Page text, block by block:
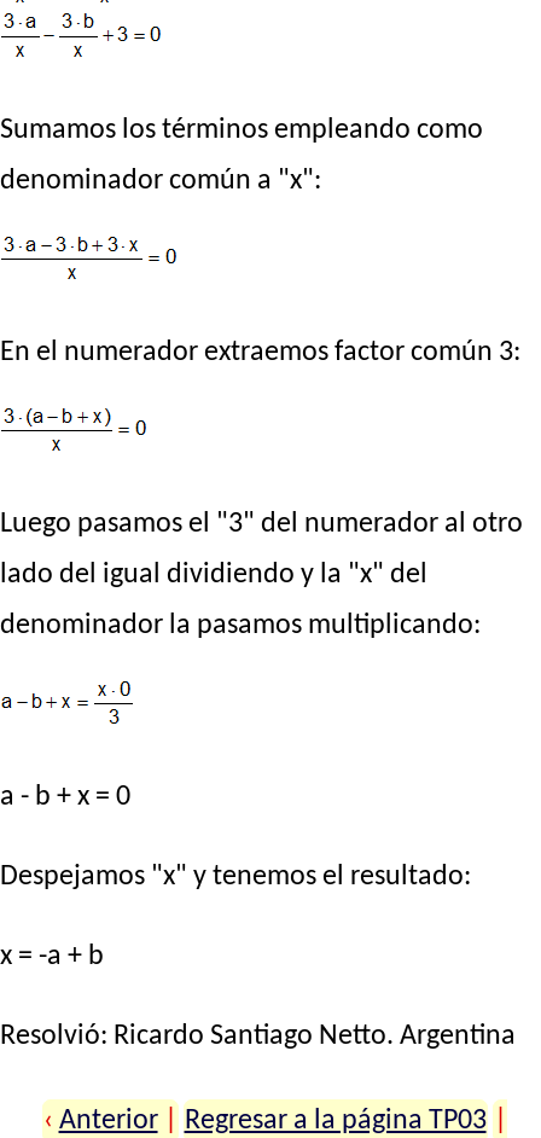
Sumamos los términos empleando como
denominador común a "x":
En el numerador extraemos factor común 3:
Luego pasamos el "3" del numerador al otro
lado del igual dividiendo y la "x" del
denominador la pasamos multiplicando:
a - b + x = 0
Despejamos "x" y tenemos el resultado:
x = -a + b
Resolvió: Ricardo Santiago Netto. Argentina
‹ Anterior Regresar a la página TP03